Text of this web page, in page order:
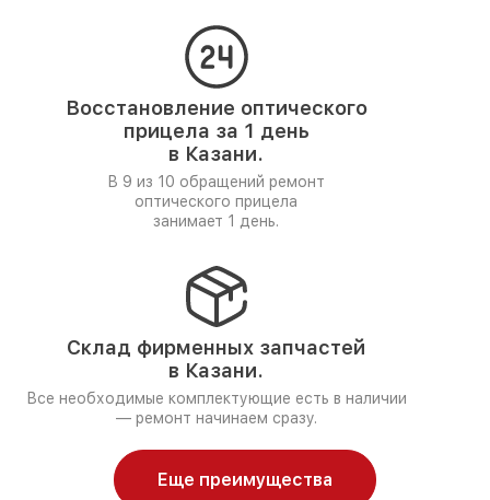
Восстановление оптического
прицела за 1 день
в Казани.
В 9 из 10 обращений ремонт
оптического прицела
занимает 1 день.
Склад фирменных запчастей
в Казани.
Все необходимые комплектующие есть в наличии
— ремонт начинаем сразу.
Еще преимущества